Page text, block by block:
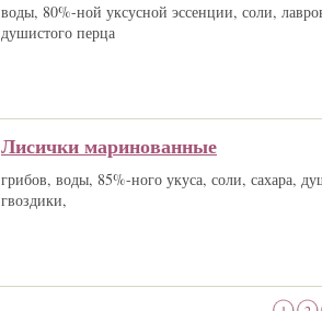
воды, 80%-ной уксусной эссенции, соли,
душистого перца
Лисички маринованные
грибов, воды, 85%-ного укуса, соли, сахара,
гвоздики,